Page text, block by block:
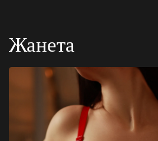
Жанета